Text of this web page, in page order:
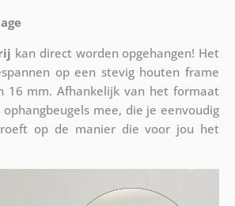
kan direct worden opgehangen! Het
op een stevig houten frame
16 mm. Afhankelijk van het formaat
mee, die je eenvoudig
op de manier die voor jou het